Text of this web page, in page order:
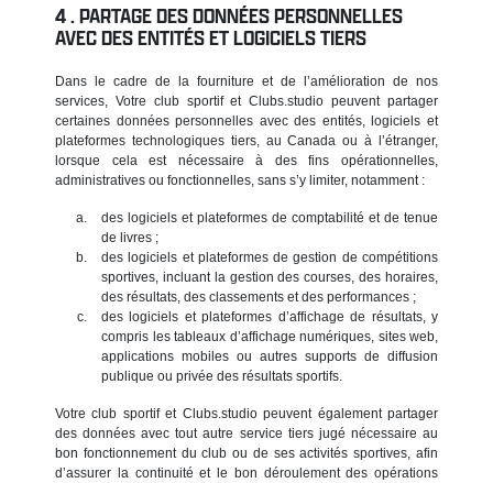
PARTAGE DES DONNÉES PERSONNELLES
AVEC DES ENTITÉS ET LOGICIELS TIERS
Dans le cadre de la fourniture et de l’amélioration de nos
services, Votre club sportif et Clubs.studio peuvent partager
certaines données personnelles avec des entités, logiciels et
plateformes technologiques tiers, au Canada ou à l’étranger,
lorsque cela est nécessaire à des fins opérationnelles,
administratives ou fonctionnelles, sans s’y limiter, notamment :
des logiciels et plateformes de comptabilité et de tenue
de livres ;
des logiciels et plateformes de gestion de compétitions
sportives, incluant la gestion des courses, des horaires,
des résultats, des classements et des performances ;
des logiciels et plateformes d’affichage de résultats, y
compris les tableaux d’affichage numériques, sites web,
applications mobiles ou autres supports de diffusion
publique ou privée des résultats sportifs.
Votre club sportif et Clubs.studio peuvent également partager
des données avec tout autre service tiers jugé nécessaire au
bon fonctionnement du club ou de ses activités sportives, afin
d’assurer la continuité et le bon déroulement des opérations